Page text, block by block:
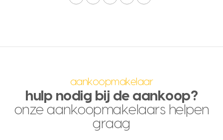
aankoopmakelaar
hulp nodig bij de aankoop?
onze aankoopmakelaars helpen
graag